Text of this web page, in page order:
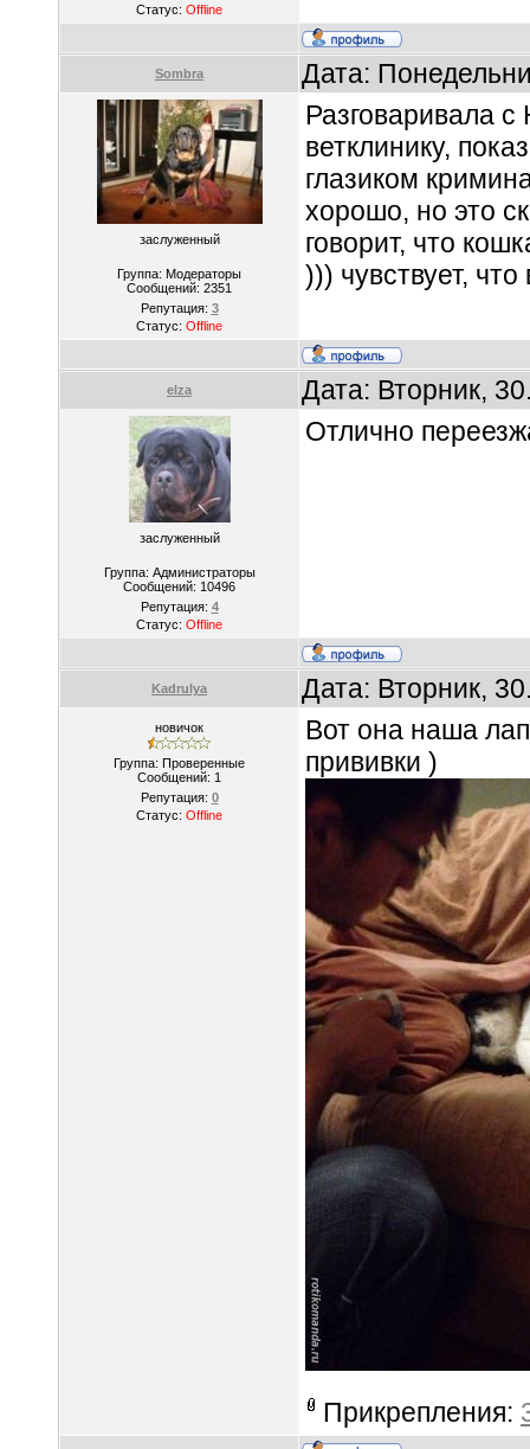
Статус: Offline
Sombra Дата:
заслуженный
Группа: Модераторы
Сообщений: 2351
Репутация: 3
Статус: Offline
Разговаривала
ветклинику,
глазиком
хорошо, но это
говорит, что
))) чувствует,
elza Дата: Вторник,
заслуженный
Группа: Администраторы
Сообщений: 10496
Репутация: 4
Статус: Offline
Отлично
Kadrulya Дата: Вторник,
новичок
Группа: Проверенные
Сообщений: 1
Репутация: 0
Статус: Offline
Вот она наша
прививки )
Прикрепления: